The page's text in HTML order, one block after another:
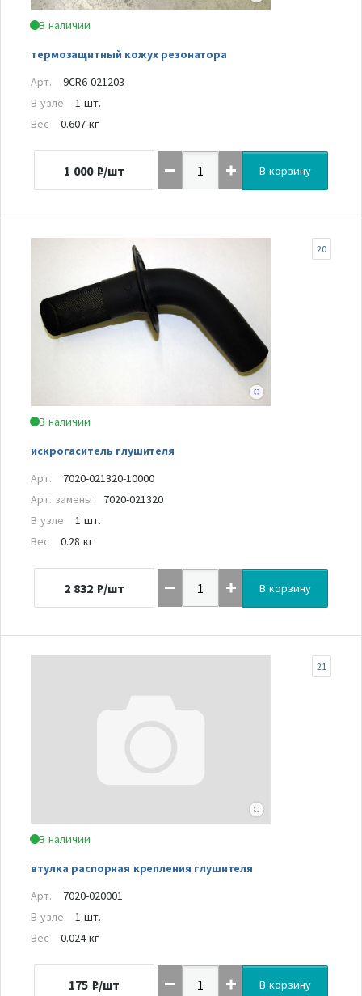
В наличии
термозащитный кожух резонатора
Арт.
9CR6-021203
В узле
1 шт.
Вес
0.607 кг
1 000 ₽/шт В корзину
В наличии
искрогаситель глушителя
20
Арт.
7020-021320-10000
Арт. замены
7020-021320
В узле
1 шт.
Вес
0.28 кг
2 832 ₽/шт В корзину
В наличии
втулка распорная крепления глушителя
21
Арт.
7020-020001
В узле
1 шт.
Вес
0.024 кг
175 ₽/шт В корзину